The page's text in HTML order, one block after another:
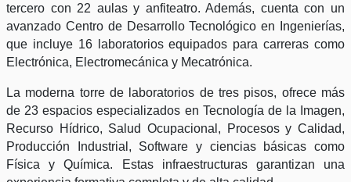
tercero con 22 aulas y anfiteatro. Además, cuenta con un
avanzado Centro de Desarrollo Tecnológico en Ingenierías,
que incluye 16 laboratorios equipados para carreras como
Electrónica, Electromecánica y Mecatrónica.
La moderna torre de laboratorios de tres pisos, ofrece más
de 23 espacios especializados en Tecnología de la Imagen,
Recurso Hídrico, Salud Ocupacional, Procesos y Calidad,
Producción Industrial, Software y ciencias básicas como
Física y Química. Estas infraestructuras garantizan una